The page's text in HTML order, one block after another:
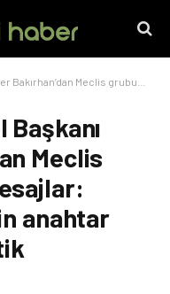
“Türkiye siyasetinin anahtar kavramı demokratik meşruiyettir”
Başkanı
Meclis
anahtar